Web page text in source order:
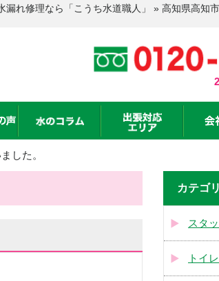
れ修理なら「こうち水道職人」 » 高知県高知
した。
カテゴ
スタ
トイ